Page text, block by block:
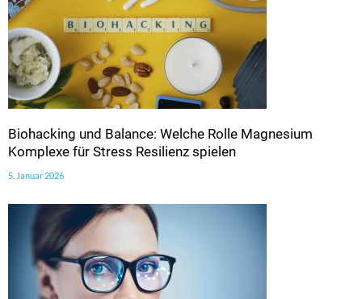
Biohacking und Balance: Welche Rolle Magnesium
Komplexe für Stress Resilienz spielen
5. Januar 2026